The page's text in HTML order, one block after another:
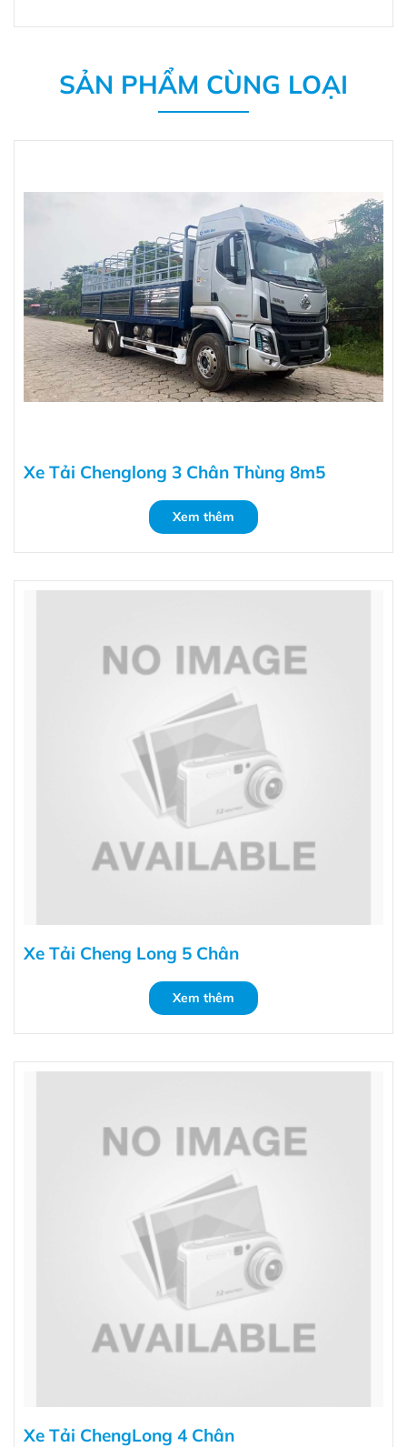
SẢN PHẨM CÙNG LOẠI
Xe Tải Chenglong 3 Chân Thùng 8m5
Xem thêm
Xe Tải Cheng Long 5 Chân
Xem thêm
Xe Tải ChengLong 4 Chân